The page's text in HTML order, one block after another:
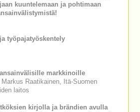
kuuntelemaan ja pohtimaan
työpajatyöskentely
markkinoille
Raatikainen, Itä-Suomen
laitos
kirjolla ja brändien avulla